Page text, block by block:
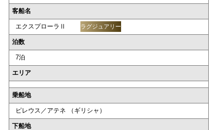
客船名
エクスプローラⅡ ラグジュアリー
泊数
7泊
エリア
乗船地
ピレウス／アテネ （ギリシャ）
下船地